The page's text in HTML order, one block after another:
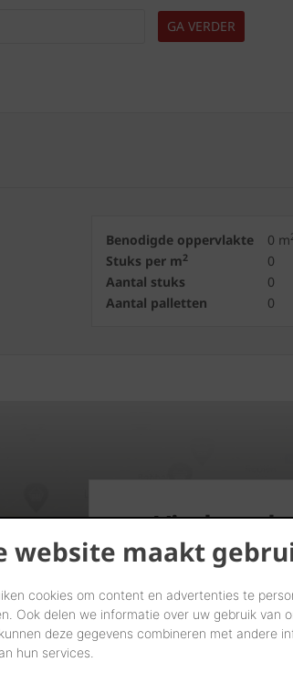
website maakt
cookies om content en advertenties te
Ook delen we informatie over uw gebruik van
deze gegevens combineren met andere
hun services.
GA VERDER
Benodigde oppervlakte 0 m
Stuks per m2
0
Aantal stuks
0
Aantal palletten
0
Vind